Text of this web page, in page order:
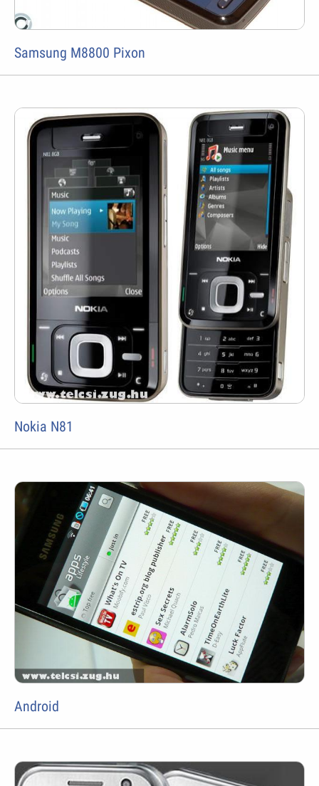
Samsung M8800 Pixon
Nokia N81
Android